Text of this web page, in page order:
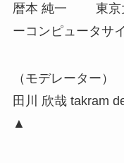
暦本 純一 東京大
ーコンピュータサ
（モデレーター）
田川 欣哉 takram
▲